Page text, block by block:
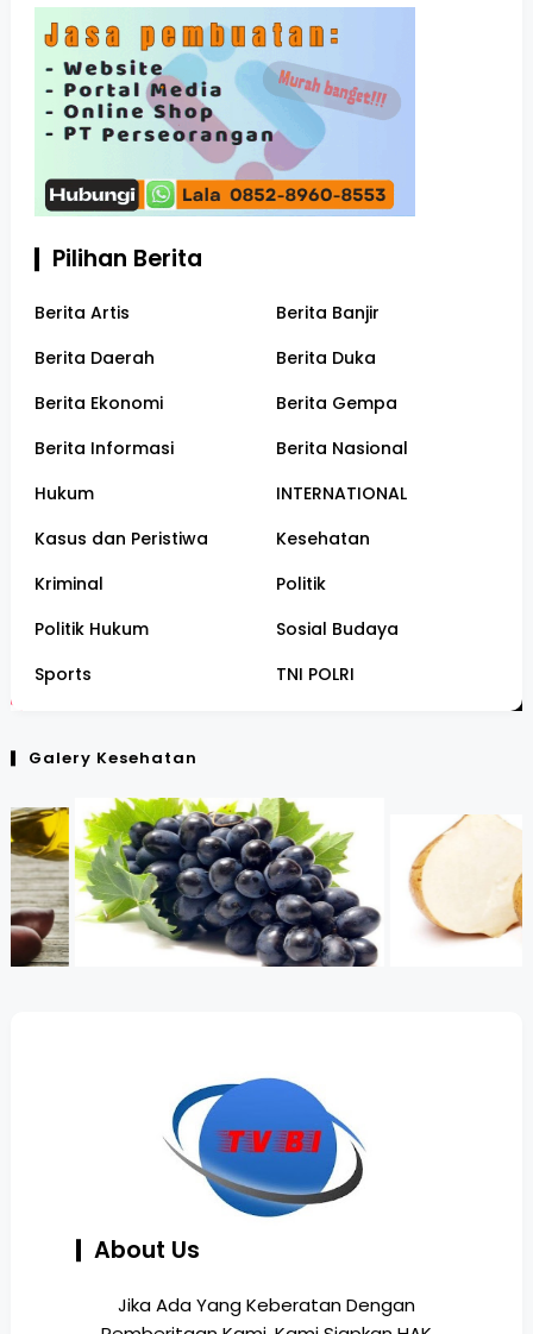
Pilihan Berita
Berita Artis
Berita Banjir
Berita Daerah
Berita Duka
Berita Ekonomi
Berita Gempa
Berita Informasi
Berita Nasional
Hukum
INTERNATIONAL
Kasus dan Peristiwa
Kesehatan
Kriminal
Politik
Politik Hukum
Sosial Budaya
Sports
TNI POLRI
Galery Kesehatan
About Us
Jika Ada Yang Keberatan Dengan